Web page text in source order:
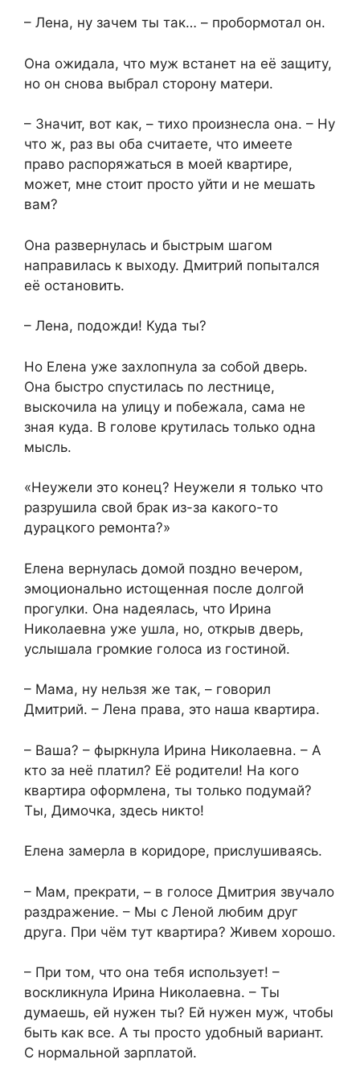
– Лена, ну зачем ты так… – пробормотал он.
Она ожидала, что муж встанет на её защиту,
но он снова выбрал сторону матери.
– Значит, вот как, – тихо произнесла она. – Ну
что ж, раз вы оба считаете, что имеете
право распоряжаться в моей квартире,
может, мне стоит просто уйти и не мешать
вам?
Она развернулась и быстрым шагом
направилась к выходу. Дмитрий попытался
её остановить.
– Лена, подожди! Куда ты?
Но Елена уже захлопнула за собой дверь.
Она быстро спустилась по лестнице,
выскочила на улицу и побежала, сама не
зная куда. В голове крутилась только одна
мысль.
«Неужели это конец? Неужели я только что
разрушила свой брак из-за какого-то
дурацкого ремонта?»
Елена вернулась домой поздно вечером,
эмоционально истощенная после долгой
прогулки. Она надеялась, что Ирина
Николаевна уже ушла, но, открыв дверь,
услышала громкие голоса из гостиной.
– Мама, ну нельзя же так, – говорил
Дмитрий. – Лена права, это наша квартира.
– Ваша? – фыркнула Ирина Николаевна. – А
кто за неё платил? Её родители! На кого
квартира оформлена, ты только подумай?
Ты, Димочка, здесь никто!
Елена замерла в коридоре, прислушиваясь.
– Мам, прекрати, – в голосе Дмитрия звучало
раздражение. – Мы с Леной любим друг
друга. При чём тут квартира? Живем хорошо.
– При том, что она тебя использует! –
воскликнула Ирина Николаевна. – Ты
думаешь, ей нужен ты? Ей нужен муж, чтобы
быть как все. А ты просто удобный вариант.
С нормальной зарплатой.